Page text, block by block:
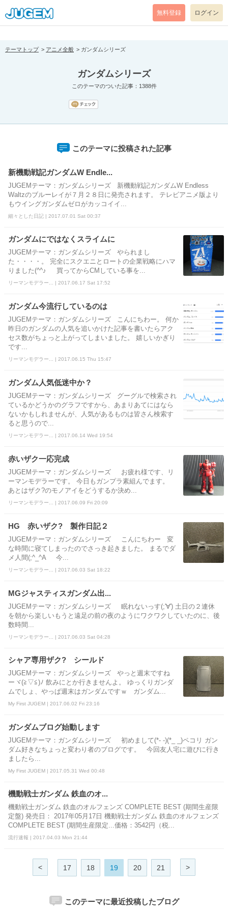
[pear_error: message="Success" code=0 mode=return level=notice
prefix="" info=""]
無料登録 ログイン
テーマトップ アニメ全般 ガンダムシリーズ
ガンダムシリーズ
このテーマのついた記事：1388件
このテーマに投稿された記事
新機動戦記ガンダムW Endle...
JUGEMテーマ：ガンダムシリーズ 新機動戦記ガンダムW Endless
Waltzのブルーレイが７月２８日に発売されます。 テレビアニメ版より
もウイングガンダムゼロがカッコイイ...
細々とした日記 | 2017.07.01 Sat 00:37
ガンダムにではなくスライムに
JUGEMテーマ：ガンダムシリーズ やられまし
た・・・・。 完全にスクエニとロートの企業戦略にハマ
りました(^^♪ 買ってからCMしている事を...
リーマンモデラー... | 2017.06.17 Sat 17:52
ガンダム今流行しているのは
JUGEMテーマ：ガンダムシリーズ こんにちわー。 何か
昨日のガンダムの人気を追いかけた記事を書いたらアク
セス数がちょっと上がってしまいました。 嬉しいかぎり
です...
リーマンモデラー... | 2017.06.15 Thu 15:47
ガンダム人気低迷中か？
JUGEMテーマ：ガンダムシリーズ グーグルで検索され
ているかどうかのグラフですから、あまりあてにはなら
ないかもしれませんが、人気があるものは皆さん検索す
ると思うので...
リーマンモデラー... | 2017.06.14 Wed 19:54
赤いザク一応完成
JUGEMテーマ：ガンダムシリーズ お疲れ様です、リ
ーマンモデラーです。 今日もガンプラ素組んでます。
あとはザク?のモノアイをどうするか決め...
リーマンモデラー... | 2017.06.09 Fri 20:09
HG 赤いザク? 製作日記２
JUGEMテーマ：ガンダムシリーズ こんにちわー 変
な時間に寝てしまったのでさっき起きました。 まるでダ
メ人間(;^_^A 今...
リーマンモデラー... | 2017.06.03 Sat 18:22
MGジャスティスガンダム出...
JUGEMテーマ：ガンダムシリーズ 眠れないっす(;'∀') 土日の２連休
を朝から楽しいもうと遠足の前の夜のようにワクワクしていたのに、後
数時間...
リーマンモデラー... | 2017.06.03 Sat 04:28
シャア専用ザク? シールド
JUGEMテーマ：ガンダムシリーズ やっと週末ですね
ーヾ(≧▽≦)ﾉ 飲みにとか行きませんよ。 ゆっくりガンダ
ムでしょ、やっぱ週末はガンダムですｗ ガンダム...
My First JUGEM | 2017.06.02 Fri 23:16
ガンダムブログ始動します
JUGEMテーマ：ガンダムシリーズ 初めまして(*- -)(*_ _)ペコリ ガン
ダム好きなちょっと変わり者のブログです。 今回友人宅に遊びに行き
ましたら...
My First JUGEM | 2017.05.31 Wed 00:48
機動戦士ガンダム 鉄血のオ...
機動戦士ガンダム 鉄血のオルフェンズ COMPLETE BEST (期間生産限
定盤) 発売日： 2017年05月17日 機動戦士ガンダム 鉄血のオルフェンズ
COMPLETE BEST (期間生産限定...価格：3542円（税...
流行速報 | 2017.04.03 Mon 21:44
< 17 18 19 20 21 >
このテーマに最近投稿したブログ